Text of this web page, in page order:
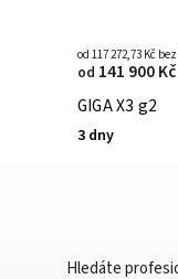
GIGA X3 g2
3 dny
od 117 272,73 Kč
od 141 900 Kč
Hledáte